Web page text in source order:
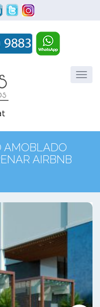
AMOBLADO
AIRBNB